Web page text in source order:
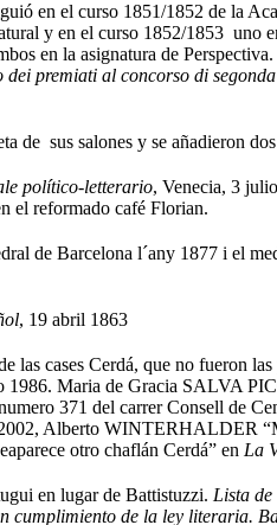
en el curso 1851/1852 de la
y en el curso 1852/1853 uno
en la asignatura de
premiati al concorso di
de sus salones y se añadieron
político-letterario, Venecia, 3
el reformado café Florian.
de Barcelona l´any 1877 i el
, 19 abril 1863
cases Cerdá, que no fueron
1986. Maria de Gracia SALVA
371 del carrer Consell de
Alberto WINTERHALDER
otro chaflán Cerdá” en La
en lugar de Battistuzzi. Lista de
cumplimiento de la ley literaria.